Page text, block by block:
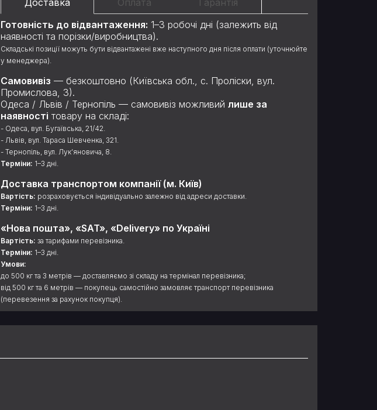
Готовність до відвантаження: 1–3 робочі дні (залежить від
наявності та порізки/виробництва).
Складські позиції можуть бути відвантажені вже наступного дня після оплати (уточнюйте
у менеджера).
Самовивіз — безкоштовно (Київська обл., с. Проліски, вул.
Промислова, 3).
Одеса / Львів / Тернопіль — самовивіз можливий лише за
наявності товару на складі:
- Одеса, вул. Бугаївська, 21/42.
- Львів, вул. Тараса Шевченка, 321.
- Тернопіль, вул. Лук’яновича, 8.
Терміни: 1–3 дні.
Доставка транспортом компанії (м. Київ)
Вартість: розраховується індивідуально залежно від адреси доставки.
Терміни: 1–3 дні.
«Нова пошта», «SAT», «Delivery» по Україні
Вартість: за тарифами перевізника.
Терміни: 1–3 дні.
Умови:
до 500 кг та 3 метрів — доставляємо зі складу на термінал перевізника;
від 500 кг та 6 метрів — покупець самостійно замовляє транспорт перевізника
(перевезення за рахунок покупця).